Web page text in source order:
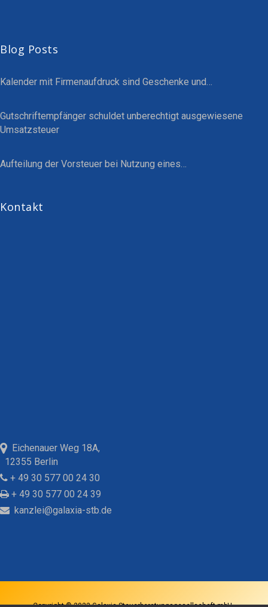
Blog Posts
Kalender mit Firmenaufdruck sind Geschenke und…
Gutschriftempfänger schuldet unberechtigt ausgewiesene
Umsatzsteuer
Aufteilung der Vorsteuer bei Nutzung eines…
Kontakt
Eichenauer Weg 18A,
12355 Berlin
+ 49 30 577 00 24 30
+ 49 30 577 00 24 39
kanzlei@galaxia-stb.de